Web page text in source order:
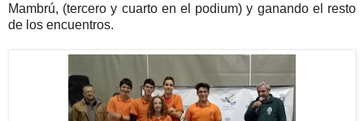
Mambrú, (tercero y cuarto en el podium) y ganando el resto
de los encuentros.